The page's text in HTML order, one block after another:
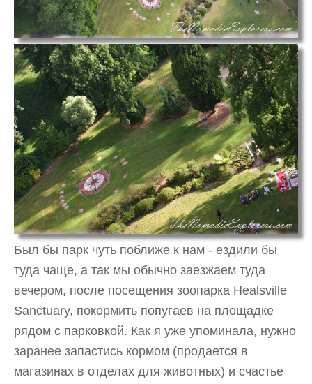
Был бы парк чуть поближе к нам - ездили бы
туда чаще, а так мы обычно заезжаем туда
вечером, после посещения зоопарка Healsville
Sanctuary, покормить попугаев на площадке
рядом с парковкой. Как я уже упоминала, нужно
заранее запастись кормом (продается в
магазинах в отделах для животных) и счастье